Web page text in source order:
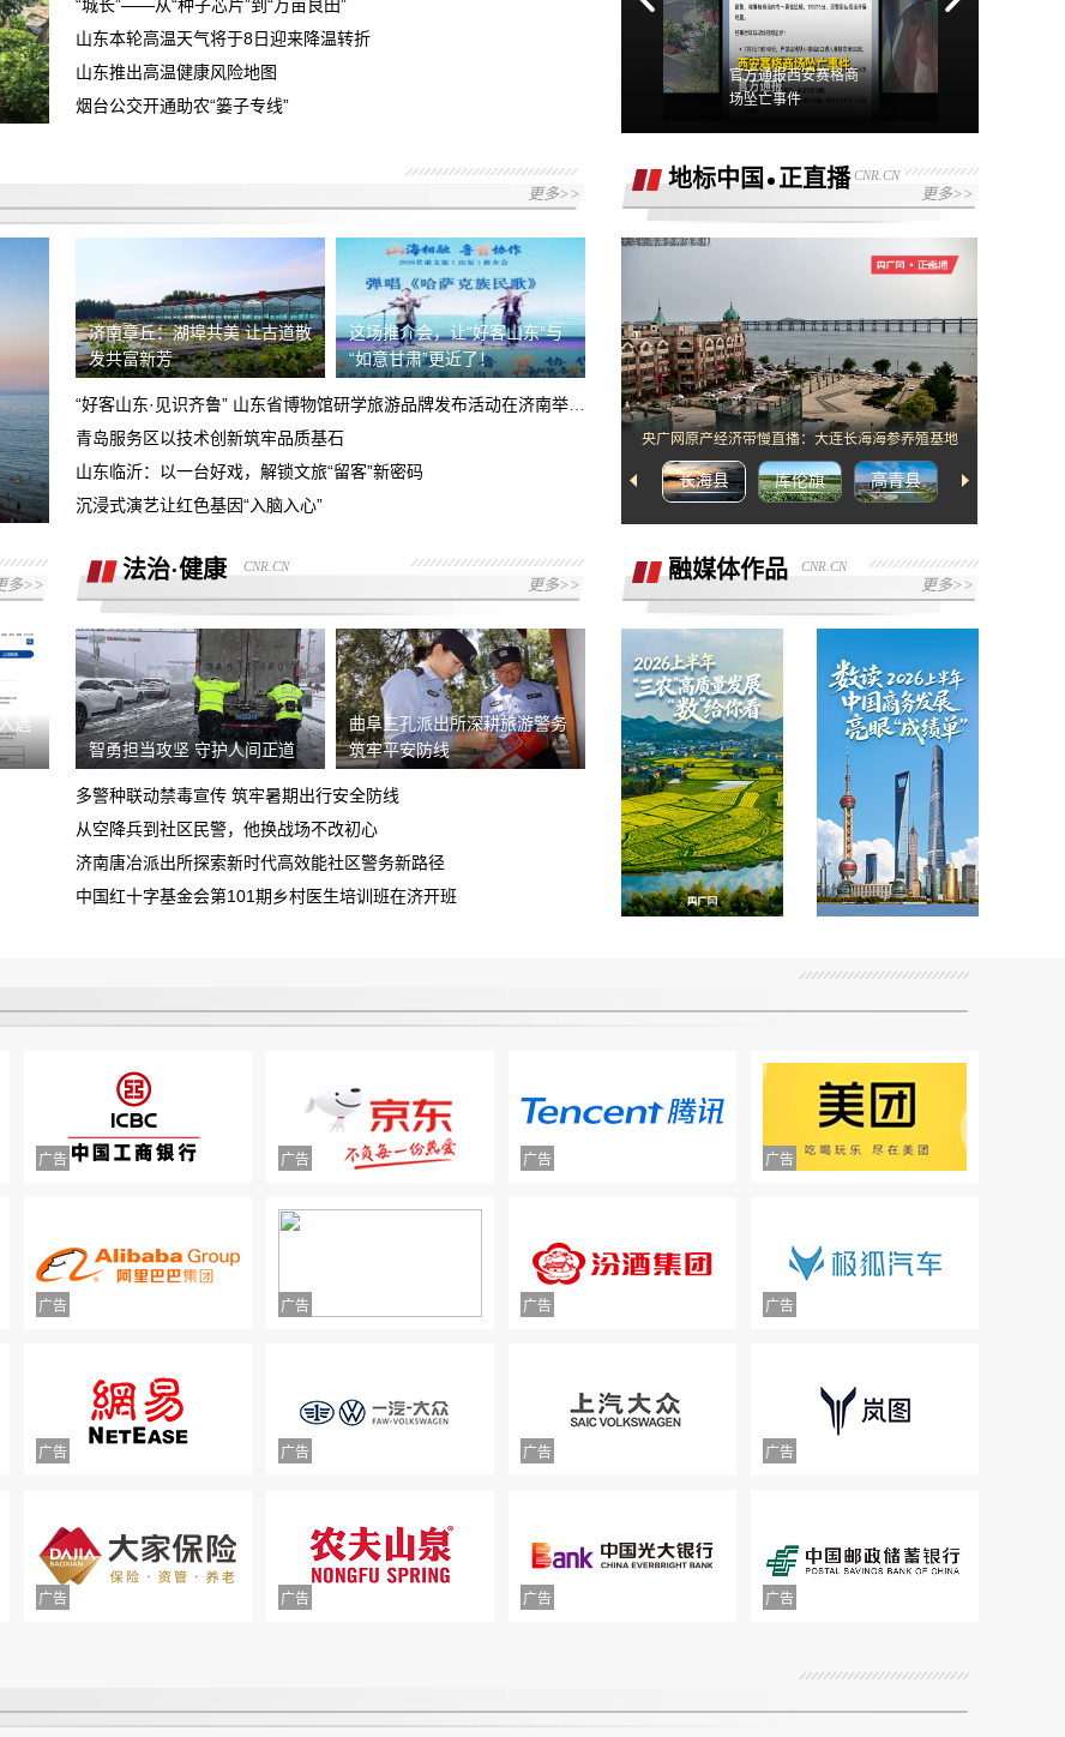
求赔偿
重庆大足深蓝4s店不按合同履约
食品安全希望得到重视
退款订金五千
要求退换意向金1万元
销售诱导消费，将市补当做优惠，给消费
者报落地要求退还预付款，以及支付的部
分购车款
商家虚假报价不兑现承诺，原订车价
215000元包含7500元保养套餐后续又不
未收到押金，诉求退押金并报销路费
哈尔滨运通奥迪，全款交付不给提车，反
要求店家全额退款一万元
重庆鑫茂丰硕汽车销售有限公司欺诈消费
者，诱导签订定单，存在霸王条款且拒绝
退还定金
买车子定金不给退
车载蓝牙坏了 找到理想400解决 以我超
质保为由拒绝更换 沟通无果 不解决
虚假宣传，不履行合同约定，请求撤销合
同，退赔费用
预售年卡自动被激活，开放半年预约期有
中山市正德二手车交易有限公司拒不退款
“城长”——从“种子芯片”到“万亩良田”
山东本轮高温天气将于8日迎来降温转折
山东推出高温健康风险地图
烟台公交开通助农“篓子专线”
官方通报西安赛格商
场坠亡事件
更多>>
济南章丘：湖埠共美 让古道散
发共富新芳
这场推介会，让“好客山东”与
“如意甘肃”更近了！
青岛服务区以技术创新筑牢品质基石
山东临沂：以一台好戏，解锁文旅“留客”新密码
沉浸式演艺让红色基因“入脑入心”
地标中国 正直播 CNR.CN
更多>>
[2]网络错误，请检查网络配置或者播放链
央广网原产经济带慢直播：大连长海海参养殖基地
长海县 库伦旗 高青县 武宁县
多>>
选
法治·健康 CNR.CN
更多>>
智勇担当攻坚 守护人间正道
曲阜三孔派出所深耕旅游警务
筑牢平安防线
多警种联动禁毒宣传 筑牢暑期出行安全防线
从空降兵到社区民警，他换战场不改初心
济南唐冶派出所探索新时代高效能社区警务新路径
中国红十字基金会第101期乡村医生培训班在济开班
融媒体作品 CNR.CN
更多>>
中国商务发展亮
眼 “成绩单”